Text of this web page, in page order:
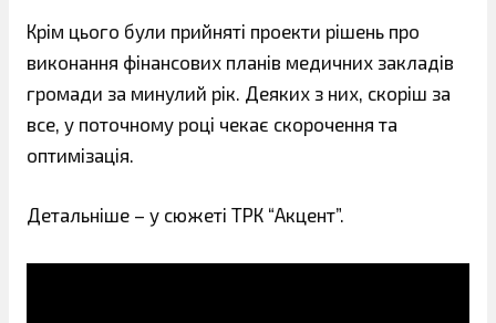
Крім цього були прийняті проекти рішень про
виконання фінансових планів медичних закладів
громади за минулий рік. Деяких з них, скоріш за
все, у поточному році чекає скорочення та
оптимізація.
Детальніше – у сюжеті ТРК “Акцент”.